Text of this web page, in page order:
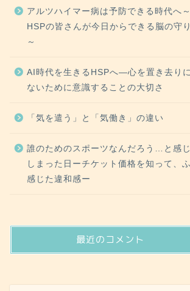
アルツハイマー病は予防できる時代へ～
HSPの皆さんが今日からできる脳の守
～
AI時代を生きるHSPへ―心を置き去り
ないために意識することの大切さ
「気を遣う」と「気働き」の違い
誰のためのスポーツなんだろう…と感
しまった日ーチケット価格を知って、
感じた違和感ー
最近のコメント